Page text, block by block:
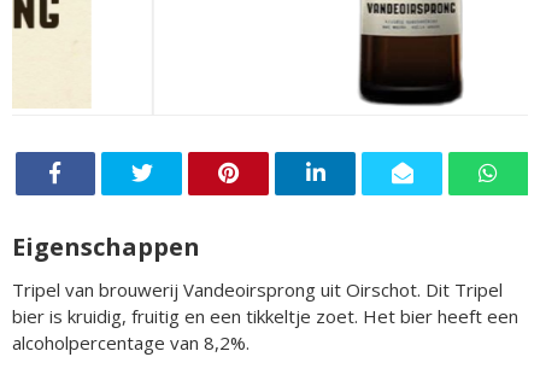
Eigenschappen
Tripel van brouwerij Vandeoirsprong uit Oirschot. Dit Tripel
bier is kruidig, fruitig en een tikkeltje zoet. Het bier heeft een
alcoholpercentage van 8,2%.